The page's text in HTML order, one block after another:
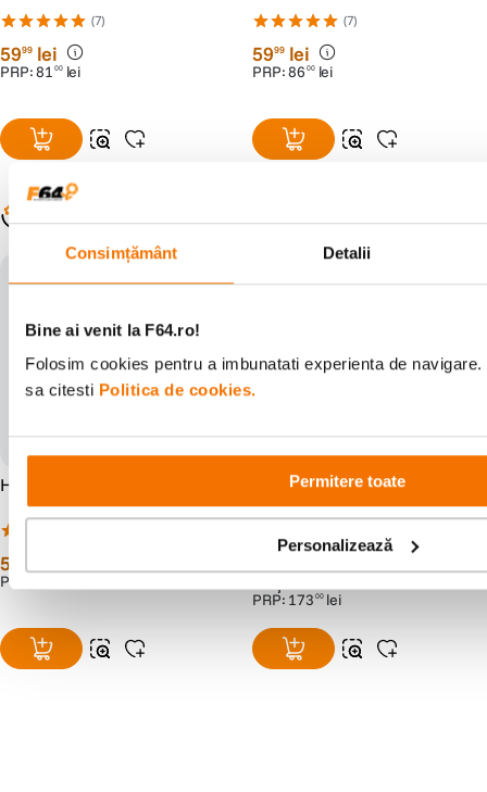
Consimțământ Detalii
Bine ai venit la F64.ro!
Folosim cookies pentru a imbunatati experienta de
sa citesti Politica de cookies.
Permitere toate
Personalizează
(7)
5999 lei
PRP:81 00 lei
(7)
5999 lei
PRP:86 00 lei
Populare în aceeași categorie
Hoya UX II Filtru UV 43mm
59
PRP:
Hoya UX II Filtru Polarizare
Circulara 58mm
PRP: 173 00 lei